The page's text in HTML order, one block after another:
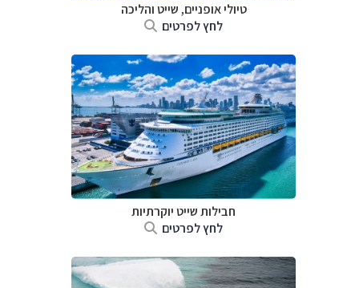
טיולי אופניים, שייט והליכה
לחץ לפרטים
חבילות שייט יוקרתיות
לחץ לפרטים